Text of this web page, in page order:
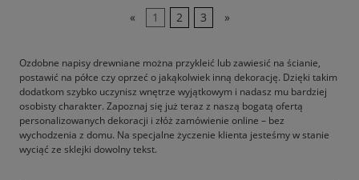
« 1 2 3 »
Ozdobne napisy drewniane można przykleić lub zawiesić na ścianie,
postawić na półce czy oprzeć o jakąkolwiek inną dekorację. Dzięki takim
dodatkom szybko uczynisz wnętrze wyjątkowym i nadasz mu bardziej
osobisty charakter. Zapoznaj się już teraz z naszą bogatą ofertą
personalizowanych dekoracji i złóż zamówienie online – bez
wychodzenia z domu. Na specjalne życzenie klienta jesteśmy w stanie
wyciąć ze sklejki dowolny tekst.